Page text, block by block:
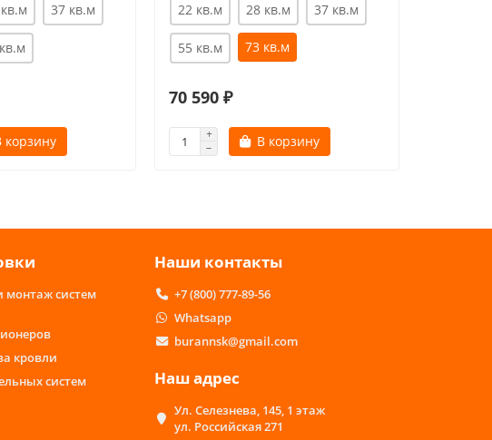
37 кв.м
корзину
22 кв.м
28 кв.м 37 кв.м
55 кв.м 73 кв.м
70 590 ₽
В корзину
монтаж систем
кровли
систем
Наши контакты
+7 (800) 777-89-56
Whatsapp
burannsk@gmail.com
Наш адрес
Ул. Селезнева, 145, 1 этаж
ул. Российская 271